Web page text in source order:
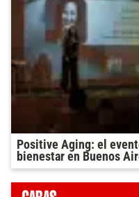
Positive Aging: el
bienestar en Buenos